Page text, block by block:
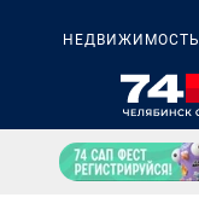
НЕДВИЖИМОСТЬ